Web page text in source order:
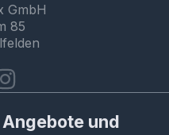
GmbH
85
und